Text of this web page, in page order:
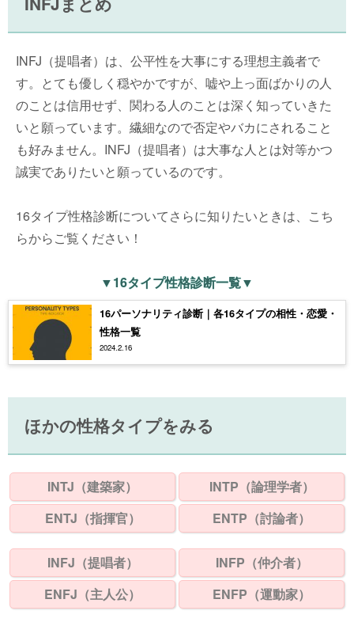
INFJ（提唱者）は、公平性を大事にする理想主義者で
す。とても優しく穏やかですが、嘘や上っ面ばかりの人
のことは信用せず、関わる人のことは深く知っていきた
いと願っています。繊細なので否定やバカにされること
も好みません。INFJ（提唱者）は大事な人とは対等かつ
誠実でありたいと願っているのです。
16タイプ性格診断についてさらに知りたいときは、こち
らからご覧ください！
▼16タイプ性格診断一覧▼
16パーソナリティ診断｜各16タイプの相性・恋愛・
性格一覧
2024.2.16
ほかの性格タイプをみる
INTJ（建築家）
INTP（論理学者）
ENTJ（指揮官）
ENTP（討論者）
INFJ（提唱者）
INFP（仲介者）
ENFJ（主人公）
ENFP（運動家）